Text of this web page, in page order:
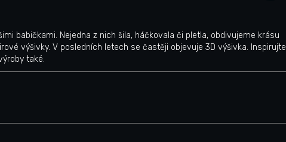
babičkami. Nejedna z nich šila, háčkovala či pletla, obdivujeme krásu
výšivky. V posledních letech se častěji objevuje 3D výšivka. Inspirujte
také.